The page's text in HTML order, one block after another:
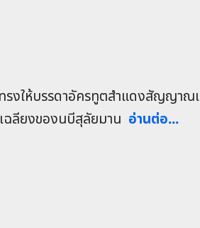
งให้บรรดาอัครทูตสำแดงสัญญาณแ
ฉลียงของนบีสุลัยมาน อ่านต่อ...